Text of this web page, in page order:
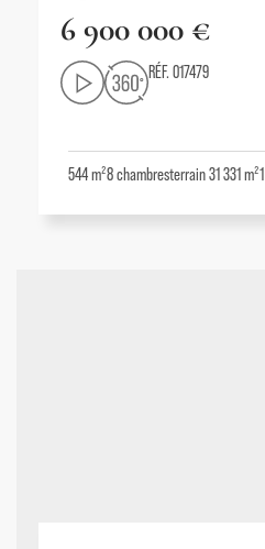
6 900 000 €
RÉF. 017479
544 m²8chambresterrain 31 331 m²1